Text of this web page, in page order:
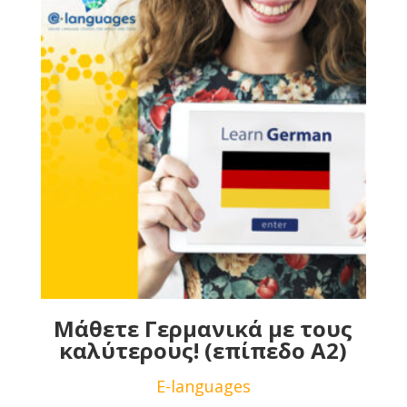
Μάθετε Γερμανικά με τους
καλύτερους! (επίπεδο Α2)
E-languages